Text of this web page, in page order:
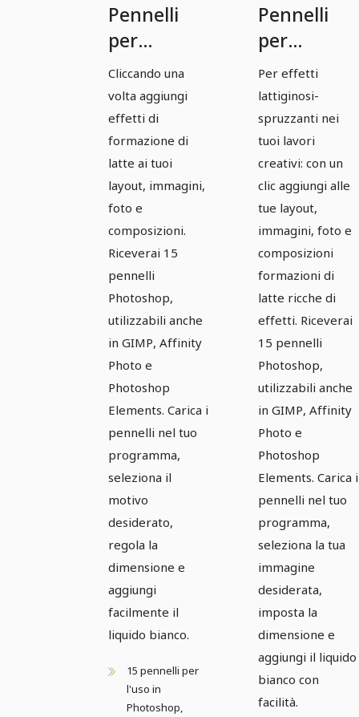
Pennelli
per
Photoshop,
GIMP,
Affinity
Photo e Co:
Immagini
di latte 1
Cliccando una
volta aggiungi
effetti di
formazione di
latte ai tuoi
layout, immagini,
foto e
composizioni.
Riceverai 15
pennelli
Photoshop,
utilizzabili anche
in GIMP, Affinity
Photo e
Photoshop
Elements. Carica i
pennelli nel tuo
programma,
seleziona il
motivo
desiderato,
regola la
dimensione e
aggiungi
facilmente il
liquido bianco.
15 pennelli per
l'uso in
Photoshop,
Pennelli
per
Photoshop,
GIMP,
Affinity
Photo &
Co:
Immagini
di latte 2
Per effetti
lattiginosi-
spruzzanti nei
tuoi lavori
creativi: con un
clic aggiungi alle
tue layout,
immagini, foto e
composizioni
formazioni di
latte ricche di
effetti. Riceverai
15 pennelli
Photoshop,
utilizzabili anche
in GIMP, Affinity
Photo e
Photoshop
Elements. Carica i
pennelli nel tuo
programma,
seleziona la tua
immagine
desiderata,
imposta la
dimensione e
aggiungi il liquido
bianco con
facilità.